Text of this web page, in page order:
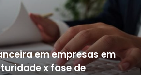
em empresas em
x fase de